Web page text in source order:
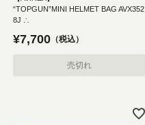
“TOPGUN”MINI HELMET BAG AVX352
8J ∴
¥7,700 税込
売切れ